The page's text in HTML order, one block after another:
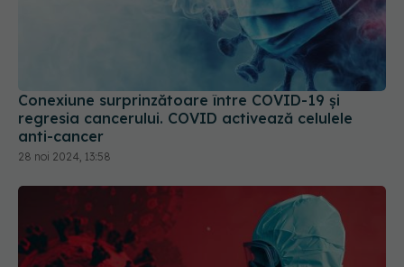
Conexiune surprinzătoare între COVID-19 și
regresia cancerului. COVID activează celulele
anti-cancer
28 noi 2024, 13:58